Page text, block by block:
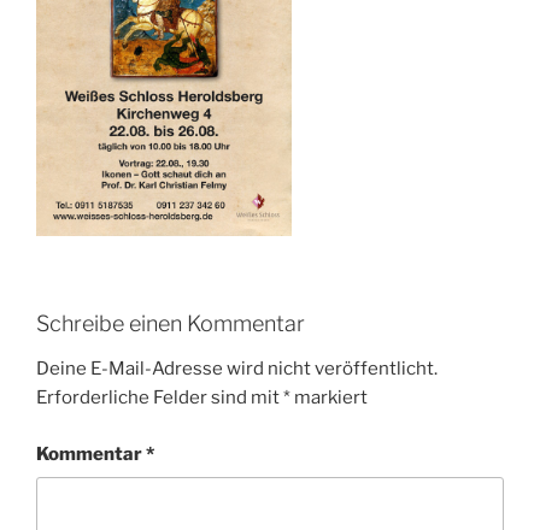
Schreibe einen Kommentar
Deine E-Mail-Adresse wird nicht veröffentlicht.
Erforderliche Felder sind mit* markiert
Kommentar*